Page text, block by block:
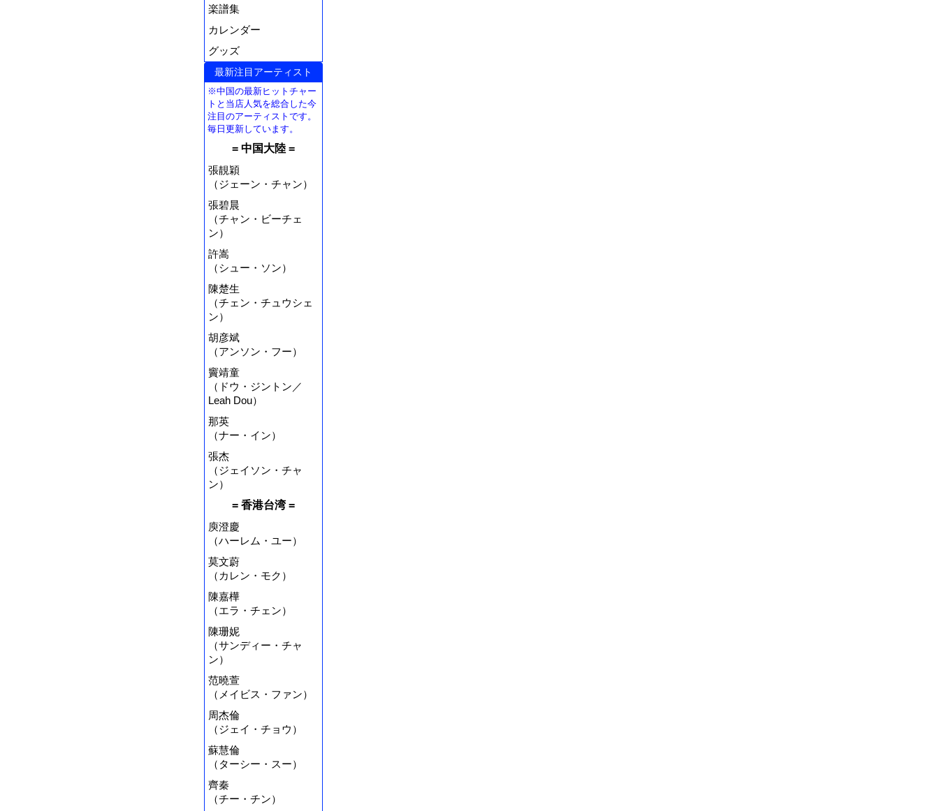
楽譜集
カレンダー
グッズ
最新注目アーティスト
※中国の最新ヒットチャー
トと当店人気を総合した今
注目のアーティストです。
毎日更新しています。
= 中国大陸 =
張靚穎
（ジェーン・チャン）
張碧晨
（チャン・ビーチェ
ン）
許嵩
（シュー・ソン）
陳楚生
（チェン・チュウシェ
ン）
胡彦斌
（アンソン・フー）
竇靖童
（ドウ・ジントン／
Leah Dou）
那英
（ナー・イン）
張杰
（ジェイソン・チャ
ン）
= 香港台湾 =
庾澄慶
（ハーレム・ユー）
莫文蔚
（カレン・モク）
陳嘉樺
（エラ・チェン）
陳珊妮
（サンディー・チャ
ン）
范曉萱
（メイビス・ファン）
周杰倫
（ジェイ・チョウ）
蘇慧倫
（ターシー・スー）
齊秦
（チー・チン）